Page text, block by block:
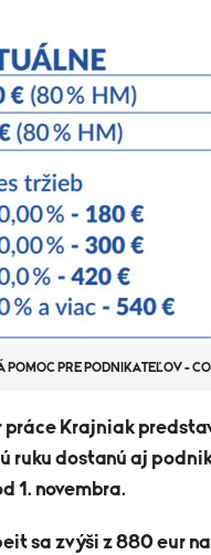
POMOC PRE PODNIKATEĽOV -
práce Krajniak
ruku dostanú aj
1. novembra.
sa zvýši z 880 eur